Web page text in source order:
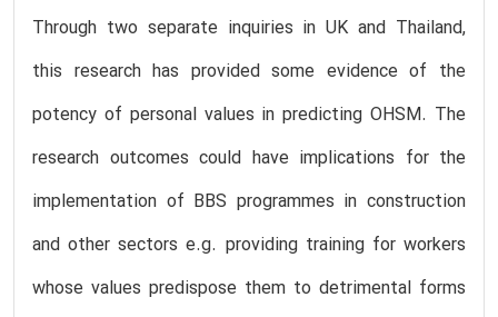
Through two separate inquiries in UK and Thailand,
this research has provided some evidence of the
potency of personal values in predicting OHSM. The
research outcomes could have implications for the
implementation of BBS programmes in construction
and other sectors e.g. providing training for workers
whose values predispose them to detrimental forms